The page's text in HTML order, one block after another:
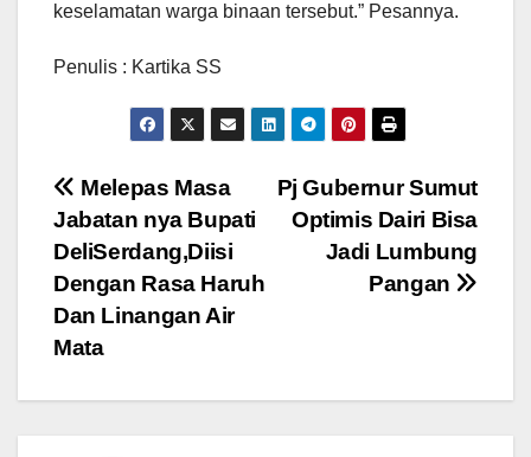
keselamatan warga binaan tersebut.” Pesannya.
Penulis : Kartika SS
Navigasi
pos
Pj Gubernur Sumut
Optimis Dairi Bisa
Jadi Lumbung
Pangan
Melepas Masa
Jabatan nya Bupati
DeliSerdang,Diisi
Dengan Rasa Haruh
Dan Linangan Air
Mata